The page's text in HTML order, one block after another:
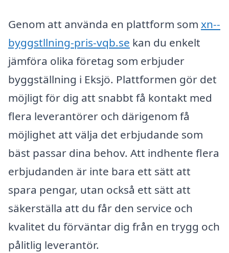
Genom att använda en plattform som xn--
byggstllning-pris-vqb.se kan du enkelt
jämföra olika företag som erbjuder
byggställning i Eksjö. Plattformen gör det
möjligt för dig att snabbt få kontakt med
flera leverantörer och därigenom få
möjlighet att välja det erbjudande som
bäst passar dina behov. Att indhente flera
erbjudanden är inte bara ett sätt att
spara pengar, utan också ett sätt att
säkerställa att du får den service och
kvalitet du förväntar dig från en trygg och
pålitlig leverantör.